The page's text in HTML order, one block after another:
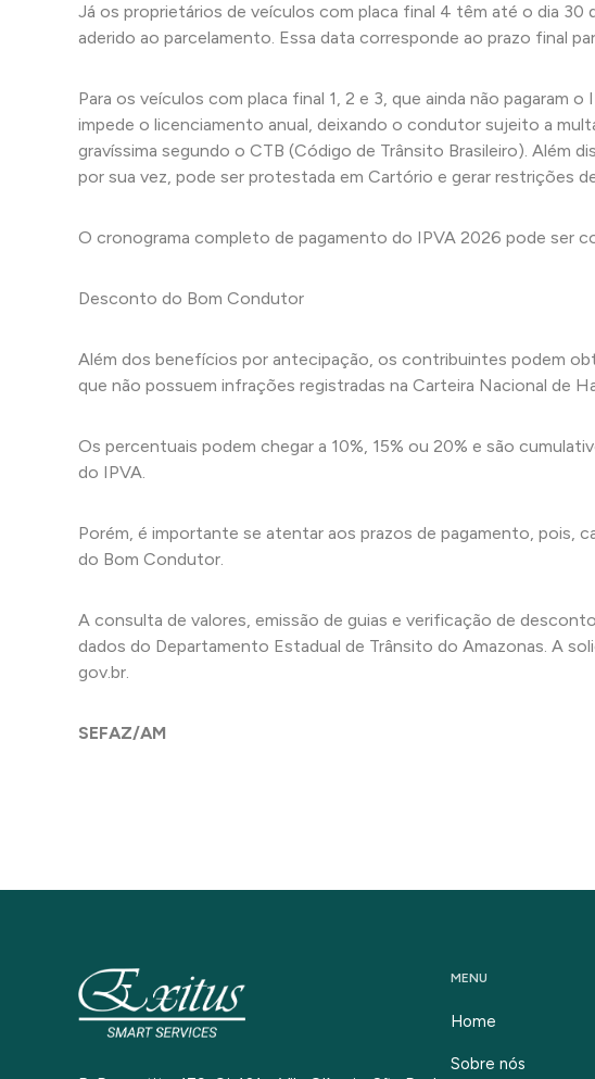
Já os proprietários de veículos com placa final 4 têm até o dia
aderido ao parcelamento. Essa data corresponde ao prazo final
Para os veículos com placa final 1, 2 e 3, que ainda não pagaram
impede o licenciamento anual, deixando o condutor sujeito a
gravíssima segundo o CTB (Código de Trânsito Brasileiro). Além
por sua vez, pode ser protestada em Cartório e gerar restrições
O cronograma completo de pagamento do IPVA 2026 pode ser
Desconto do Bom Condutor
Além dos benefícios por antecipação, os contribuintes podem
que não possuem infrações registradas na Carteira Nacional de
Os percentuais podem chegar a 10%, 15% ou 20% e são
do IPVA.
Porém, é importante se atentar aos prazos de pagamento, pois,
do Bom Condutor.
A consulta de valores, emissão de guias e verificação de
dados do Departamento Estadual de Trânsito do Amazonas. A
gov.br.
SEFAZ/AM
MENU
Home
Sobre nós